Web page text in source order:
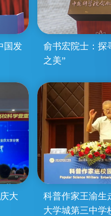
国发
俞书宏院士：探
之美”
大
科普作家王渝生
大学城第三中学